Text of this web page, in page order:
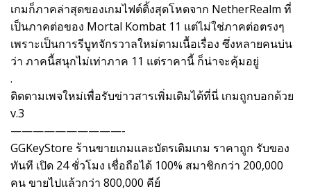
เกมก็ภาคล่าสุดของเกมไฟต์ติ้งสุดโหดจาก NetherRealm ที่
เป็นภาคต่อของ Mortal Kombat 11 แต่ไม่ใช่ภาคต่อตรงๆ
เพราะเป็นการรีบูทจักรวาลใหม่ตามเนื้อเรื่อง ซึ่งหลายคนบ่น
ว่า ภาคนี้สนุกไม่เท่าภาค 11 แต่ราคานี้ ก็น่าจะคุ้มอยู่
.
ติดตามเพจใหม่เพื่อรับข่าวสารเพิ่มเติมได้ที่นี่ เกมถูกบอกด้วย
v.3
——————————-
GGKeyStore ร้านขายเกมและบัตรเติมเกม ราคาถูก รับของ
ทันที เปิด 24 ชั่วโมง เชื่อถือได้ 100% สมาชิกกว่า 200,000
คน ขายไปแล้วกว่า 800,000 คีย์